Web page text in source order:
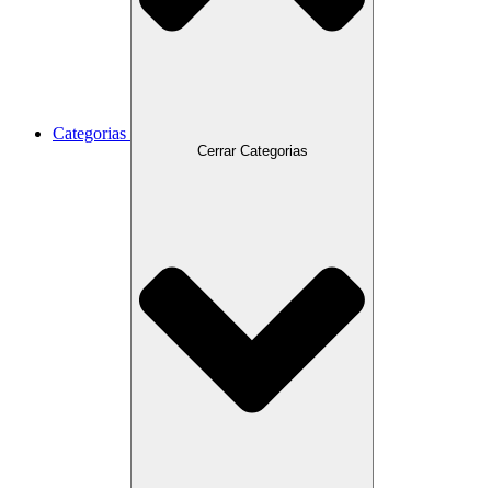
Categorias
Cerrar Categorias